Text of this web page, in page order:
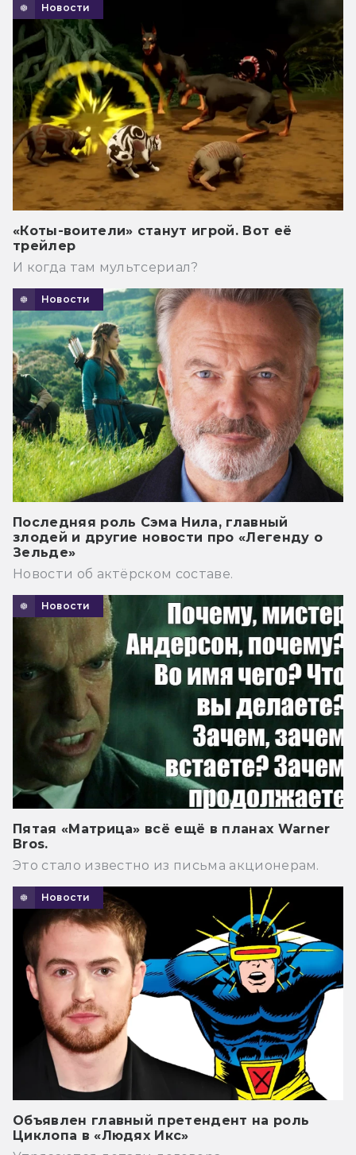
Новости
«Коты-воители» станут игрой. Вот её
трейлер
И когда там мультсериал?
Новости
Последняя роль Сэма Нила, главный
злодей и другие новости про «Легенду о
Зельде»
Новости об актёрском составе.
Новости
Пятая «Матрица» всё ещё в планах Warner
Bros.
Это стало известно из письма акционерам.
Новости
Объявлен главный претендент на роль
Циклопа в «Людях Икс»